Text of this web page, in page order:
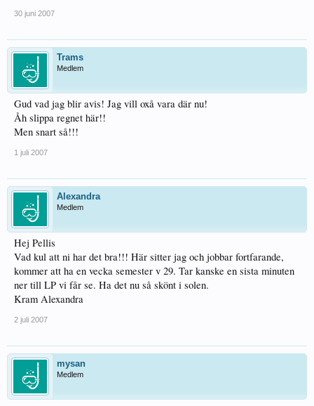
30 juni 2007
Trams
Medlem
Gud vad jag blir avis! Jag vill oxå vara där nu!
Åh slippa regnet här!!
Men snart så!!!
1 juli 2007
Alexandra
Medlem
Hej Pellis
Vad kul att ni har det bra!!! Här sitter jag och jobbar fortfarande,
kommer att ha en vecka semester v 29. Tar kanske en sista minuten
ner till LP vi får se. Ha det nu så skönt i solen.
Kram Alexandra
2 juli 2007
mysan
Medlem